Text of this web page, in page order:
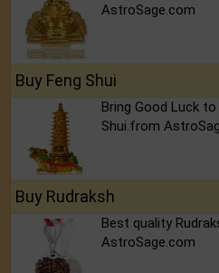
AstroSage.com
Buy Feng Shui
Bring Good Luck
Shui.from
Buy Rudraksh
Best quality
AstroSage.com